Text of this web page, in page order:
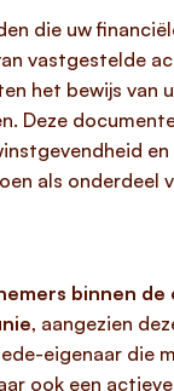
die uw
vastgestelde
het bewijs van
Deze
als onderdeel
binnen
, aangezien
eigenaar die
ook een